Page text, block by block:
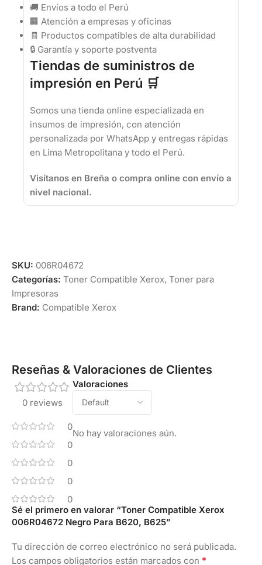
🚚 Envíos a todo el Perú
🏢 Atención a empresas y oficinas
🧾 Productos compatibles de alta durabilidad
🔒 Garantía y soporte postventa
Tiendas de suministros de
impresión en Perú 🛒
Somos una tienda online especializada en
insumos de impresión, con atención
personalizada por WhatsApp y entregas rápidas
en Lima Metropolitana y todo el Perú.
Visítanos en Breña o compra online con envío a
nivel nacional.
SKU: 006R04672
Categorías: Toner Compatible Xerox, Toner para
Impresoras
Brand: Compatible Xerox
Reseñas & Valoraciones de Clientes
0 reviews
0
0
0
0
0
Valoraciones
No hay valoraciones aún.
Sé el primero en valorar “Toner Compatible Xerox
006R04672 Negro Para B620, B625”
Tu dirección de correo electrónico no será publicada.
Los campos obligatorios están marcados con *